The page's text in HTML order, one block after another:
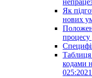
Як
нових
процесу
Таблиця
кодами